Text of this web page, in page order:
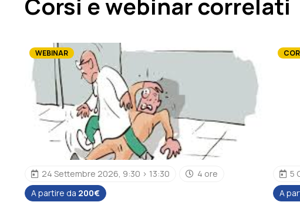
24 Settembre 2026, 9:30 > 13:30
4 ore
A partire da 200€
WEBINAR
5
A